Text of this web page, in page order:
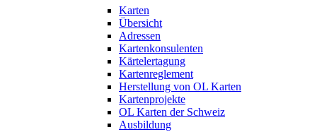
Karten
Übersicht
Adressen
Kartenkonsulenten
Kärtelertagung
Kartenreglement
Herstellung von OL Karten
Kartenprojekte
OL Karten der Schweiz
Ausbildung